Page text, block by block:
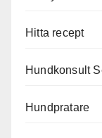
Hitta recept
Hundkonsult
Hundpratare